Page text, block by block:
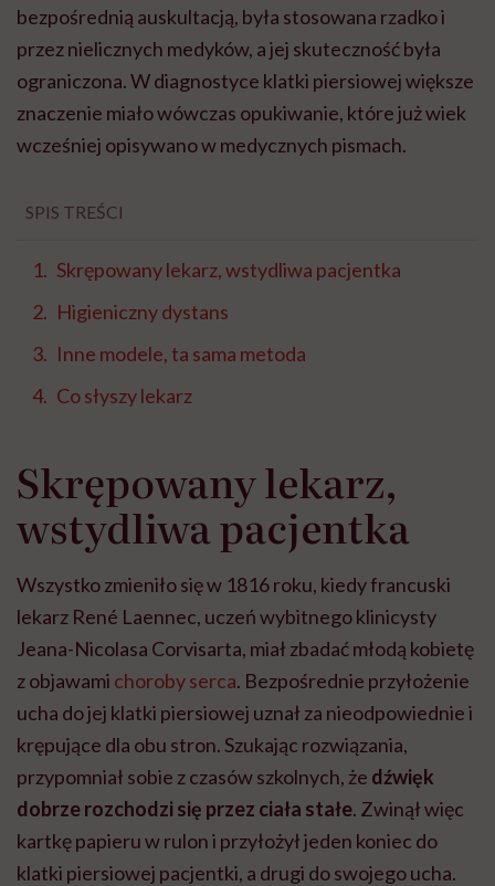
bezpośrednią auskultacją, była stosowana rzadko i
przez nielicznych medyków, a jej skuteczność była
ograniczona. W diagnostyce klatki piersiowej większe
znaczenie miało wówczas opukiwanie, które już wiek
wcześniej opisywano w medycznych pismach.
SPIS TREŚCI
Skrępowany lekarz, wstydliwa pacjentka
Higieniczny dystans
Inne modele, ta sama metoda
Co słyszy lekarz
Skrępowany lekarz,
wstydliwa pacjentka
Wszystko zmieniło się w 1816 roku, kiedy francuski
lekarz René Laennec, uczeń wybitnego klinicysty
Jeana-Nicolasa Corvisarta, miał zbadać młodą kobietę
z objawami choroby serca. Bezpośrednie przyłożenie
ucha do jej klatki piersiowej uznał za nieodpowiednie i
krępujące dla obu stron. Szukając rozwiązania,
przypomniał sobie z czasów szkolnych, że dźwięk
dobrze rozchodzi się przez ciała stałe. Zwinął więc
kartkę papieru w rulon i przyłożył jeden koniec do
klatki piersiowej pacjentki, a drugi do swojego ucha.